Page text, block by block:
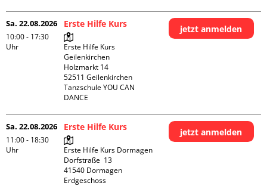
Sa. 22.08.2026
10:00 - 17:30
Uhr
Erste Hilfe Kurs
Erste Hilfe Kurs
Geilenkirchen
Holzmarkt 14
52511 Geilenkirchen
Tanzschule YOU CAN
DANCE
jetzt anmelden
Sa. 22.08.2026
11:00 - 18:30
Uhr
Erste Hilfe Kurs
Erste Hilfe Kurs Dormagen
Dorfstraße  13
41540 Dormagen
Erdgeschoss
jetzt anmelden